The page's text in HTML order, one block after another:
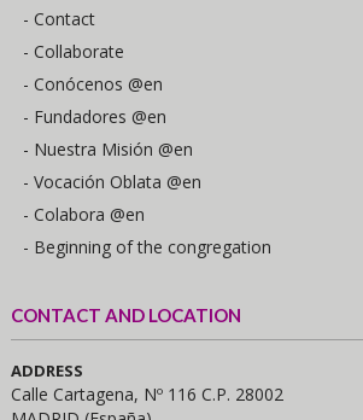
- Contact
- Collaborate
- Conócenos @en
- Fundadores @en
- Nuestra Misión @en
- Vocación Oblata @en
- Colabora @en
- Beginning of the congregation
CONTACT AND LOCATION
ADDRESS
Calle Cartagena, Nº 116 C.P. 28002